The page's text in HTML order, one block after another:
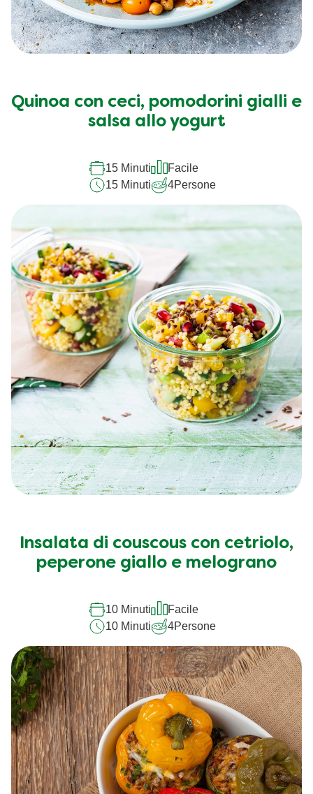
Quinoa con ceci, pomodorini gialli e
salsa allo yogurt
15 Minuti
Facile
15 Minuti
4Persone
Insalata di couscous con cetriolo,
peperone giallo e melograno
10 Minuti
Facile
10 Minuti
4Persone